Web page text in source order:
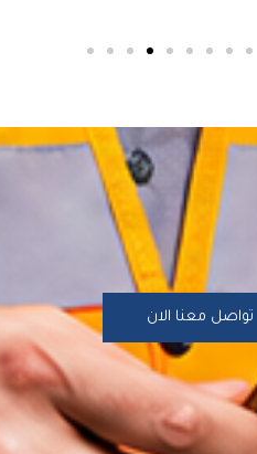
تواصل معنا الان